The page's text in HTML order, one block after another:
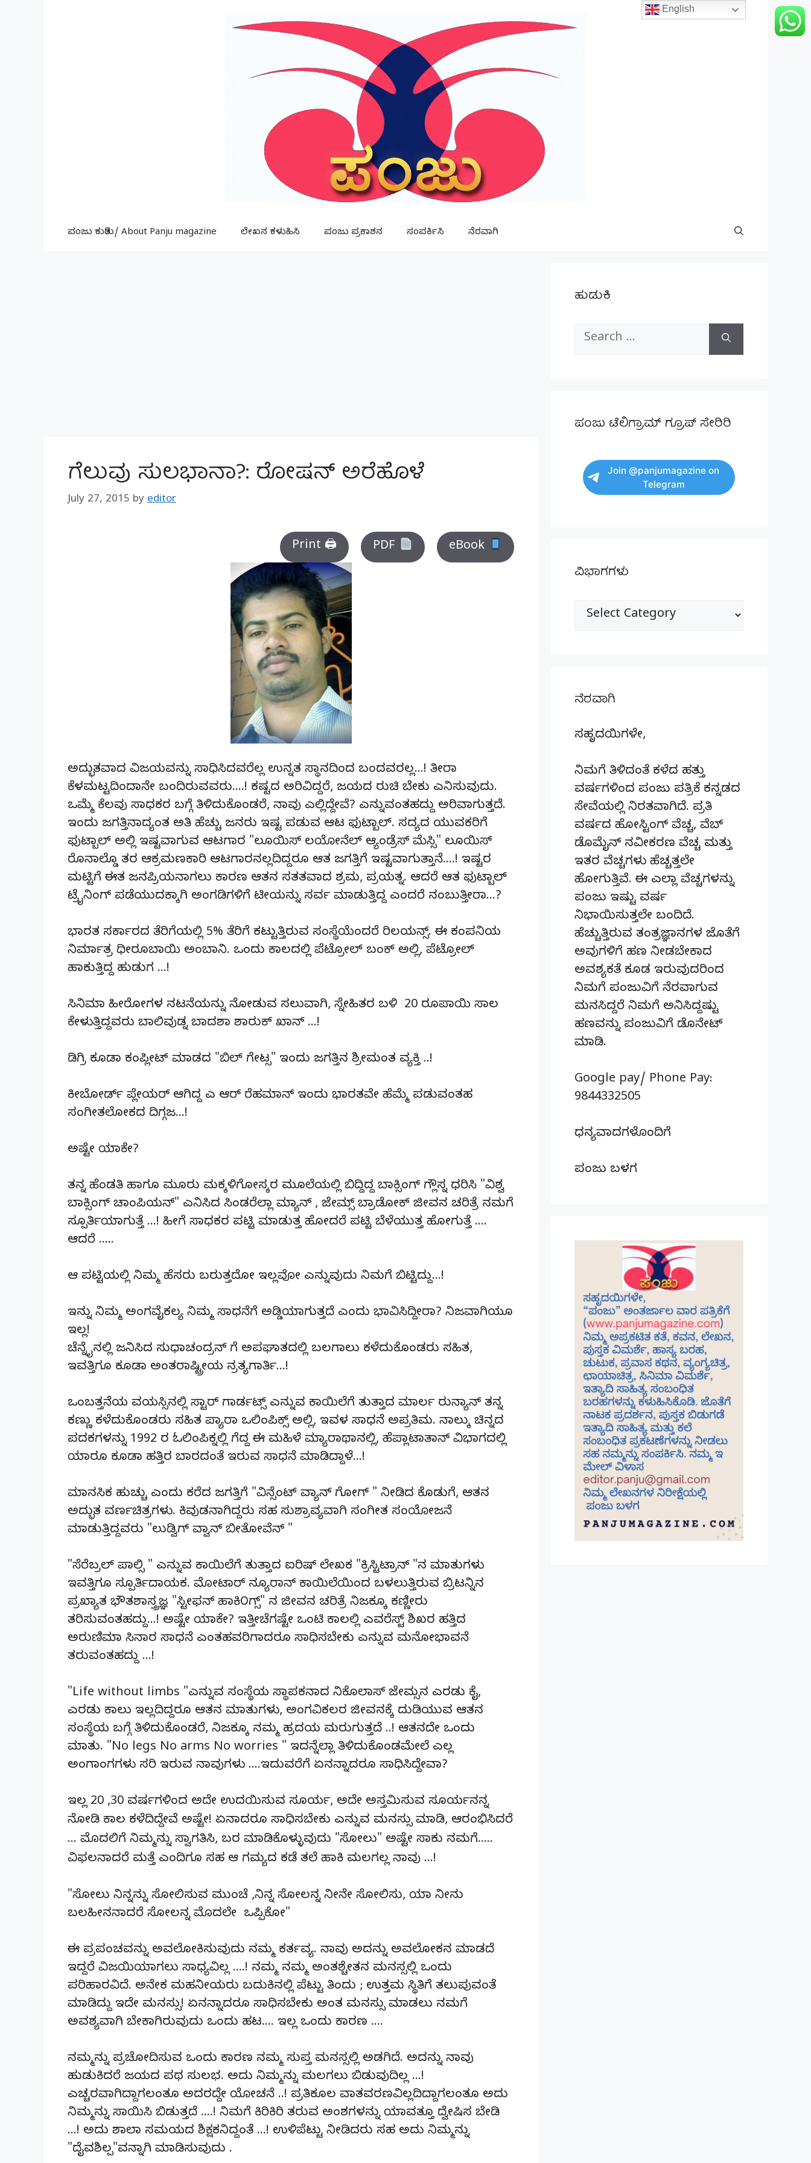
ಪಂಜು ಕುರಿತು/ About Panju magazine ಲೇಖನ ಕಳುಹಿಸಿ ಪಂಜು ಪ್ರಕಾಶನ ಸಂಪರ್ಕಿಸಿ ನೆರವಾಗಿ
ಗೆಲುವು ಸುಲಭಾನಾ?: ರೋಷನ್ ಅರೆಹೊಳೆ
July 27, 2015 by editor
Print 🖨 PDF eBook
ಅದ್ಭುತವಾದ ವಿಜಯವನ್ನು ಸಾಧಿಸಿದವರೆಲ್ಲ ಉನ್ನತ ಸ್ಥಾನದಿಂದ ಬಂದವರಲ್ಲ…! ತೀರಾ
ಕೆಳಮಟ್ಟದಿಂದಾನೇ ಬಂದಿರುವವರು….! ಕಷ್ಟದ ಅರಿವಿದ್ದರೆ, ಜಯದ ರುಚಿ ಬೇಕು ಎನಿಸುವುದು.
ಒಮ್ಮೆ ಕೆಲವು ಸಾಧಕರ ಬಗ್ಗೆ ತಿಳಿದುಕೊಂಡರೆ, ನಾವು ಎಲ್ಲಿದ್ದೇವೆ? ಎನ್ನುವಂತಹದ್ದು ಅರಿವಾಗುತ್ತದೆ.
ಇಂದು ಜಗತ್ತಿನಾದ್ಯಂತ ಅತಿ ಹೆಚ್ಚು ಜನರು ಇಷ್ಟ ಪಡುವ ಆಟ ಫುಟ್ಬಾಲ್. ಸದ್ಯದ ಯುವಕರಿಗೆ
ಫುಟ್ಬಾಲ್ ಅಲ್ಲಿ ಇಷ್ಟವಾಗುವ ಆಟಗಾರ "ಲೂಯಿಸ್ ಲಯೋನೆಲ್ ಆ್ಯಂಡ್ರೆಸ್ ಮೆಸ್ಸಿ" ಲೂಯಿಸ್
ರೊನಾಲ್ಡೊ ತರ ಆಕ್ರಮಣಕಾರಿ ಆಟಗಾರನಲ್ಲದಿದ್ದರೂ ಆತ ಜಗತ್ತಿಗೆ ಇಷ್ಟವಾಗುತ್ತಾನೆ….! ಇಷ್ಟರ
ಮಟ್ಟಿಗೆ ಈತ ಜನಪ್ರಿಯನಾಗಲು ಕಾರಣ ಆತನ ಸತತವಾದ ಶ್ರಮ, ಪ್ರಯತ್ನ. ಆದರೆ ಆತ ಫುಟ್ಬಾಲ್
ಟ್ರೈನಿಂಗ್ ಪಡೆಯುದಕ್ಕಾಗಿ ಅಂಗಡಿಗಳಿಗೆ ಟೀಯನ್ನು ಸರ್ವ ಮಾಡುತ್ತಿದ್ದ ಎಂದರೆ ನಂಬುತ್ತೀರಾ…?
ಭಾರತ ಸರ್ಕಾರದ ತೆರಿಗೆಯಲ್ಲಿ 5% ತೆರಿಗೆ ಕಟ್ಟುತ್ತಿರುವ ಸಂಸ್ಥೆಯೆಂದರೆ ರಿಲಯನ್ಸ್. ಈ ಕಂಪನಿಯ
ನಿರ್ಮಾತ್ರ ಧೀರೂಬಾಯಿ ಅಂಬಾನಿ. ಒಂದು ಕಾಲದಲ್ಲಿ ಪೆಟ್ರೋಲ್ ಬಂಕ್ ಅಲ್ಲಿ, ಪೆಟ್ರೋಲ್
ಹಾಕುತ್ತಿದ್ದ ಹುಡುಗ …!
ಸಿನಿಮಾ ಹೀರೋಗಳ ನಟನೆಯನ್ನು ನೋಡುವ ಸಲುವಾಗಿ, ಸ್ನೇಹಿತರ ಬಳಿ 20 ರೂಪಾಯಿ ಸಾಲ
ಕೇಳುತ್ತಿದ್ದವರು ಬಾಲಿವುಡ್ನ ಬಾದಶಾ ಶಾರುಕ್ ಖಾನ್ …!
ಡಿಗ್ರಿ ಕೂಡಾ ಕಂಪ್ಲೀಟ್ ಮಾಡದ "ಬಿಲ್ ಗೇಟ್ಸ" ಇಂದು ಜಗತ್ತಿನ ಶ್ರೀಮಂತ ವ್ಯಕ್ತಿ ..!
ಕೀಬೋರ್ಡ್ ಪ್ಲೇಯರ್‌ ಆಗಿದ್ದ ಎ ಆರ್ ರೆಹಮಾನ್ ಇಂದು ಭಾರತವೇ ಹೆಮ್ಮೆ ಪಡುವಂತಹ
ಸಂಗೀತಲೋಕದ ದಿಗ್ಗಜ…!
ಅಷ್ಟೇ ಯಾಕೇ?
ತನ್ನ ಹೆಂಡತಿ ಹಾಗೂ ಮೂರು ಮಕ್ಕಳಿಗೋಸ್ಕರ ಮೂಲೆಯಲ್ಲಿ ಬಿದ್ದಿದ್ದ ಬಾಕ್ಸಿಂಗ್ ಗ್ಲೌಸ್ನ ಧರಿಸಿ "ವಿಶ್ವ
ಬಾಕ್ಸಿಂಗ್ ಚಾಂಪಿಯನ್‌" ಎನಿಸಿದ ಸಿಂಡರೆಲ್ಲಾ ಮ್ಯಾನ್ , ಜೇಮ್ಸ್ ಬ್ರಾಡೋಕ್ ಜೀವನ ಚರಿತ್ರೆ ನಮಗೆ
ಸ್ಪೂರ್ತಿಯಾಗುತ್ತೆ …! ಹೀಗೆ ಸಾಧಕರ ಪಟ್ಟಿ ಮಾಡುತ್ತ ಹೋದರೆ ಪಟ್ಟಿ ಬೆಳೆಯುತ್ತ ಹೋಗುತ್ತೆ ….
ಆದರೆ …..
ಆ ಪಟ್ಟಿಯಲ್ಲಿ ನಿಮ್ಮ ಹೆಸರು ಬರುತ್ತದೋ ಇಲ್ಲವೋ ಎನ್ನುವುದು ನಿಮಗೆ ಬಿಟ್ಟಿದ್ದು…!
ಇನ್ನು ನಿಮ್ಮ ಅಂಗವೈಕಲ್ಯ ನಿಮ್ಮ ಸಾಧನೆಗೆ ಅಡ್ಡಿಯಾಗುತ್ತದೆ ಎಂದು ಭಾವಿಸಿದ್ದೀರಾ? ನಿಜವಾಗಿಯೂ
ಇಲ್ಲ!
ಚೆನ್ನೈನಲ್ಲಿ ಜನಿಸಿದ ಸುಧಾಚಂದ್ರನ್ ಗೆ ಅಪಘಾತದಲ್ಲಿ ಬಲಗಾಲು ಕಳೆದುಕೊಂಡರು ಸಹಿತ,
ಇವತ್ತಿಗೂ ಕೂಡಾ ಅಂತರಾಷ್ಟ್ರೀಯ ನ್ರತ್ಯಗಾರ್ತಿ…!
ಒಂಬತ್ತನೆಯ ವಯಸ್ಸಿನಲ್ಲಿ ಸ್ಟಾರ್ ಗಾರ್ಡಟ್ಸ್ ಎನ್ನುವ ಕಾಯಿಲೆಗೆ ತುತ್ತಾದ ಮಾರ್ಲ ರುನ್ಯಾನ್ ತನ್ನ
ಕಣ್ಣು ಕಳೆದುಕೊಂಡರು ಸಹಿತ ಪ್ಯಾರಾ ಒಲಿಂಪಿಕ್ಸ್ ಅಲ್ಲಿ, ಇವಳ ಸಾಧನೆ ಅಪ್ರತಿಮ. ನಾಲ್ಕು ಚಿನ್ನದ
ಪದಕಗಳನ್ನು 1992 ರ ಓಲಿಂಪಿಕ್ನಲ್ಲಿ ಗೆದ್ದ ಈ ಮಹಿಳೆ ಮ್ಯಾರಾಥಾನಲ್ಲಿ, ಹೆಪ್ಲಾಟಾತಾನ್ ವಿಭಾಗದಲ್ಲಿ
ಯಾರೂ ಕೂಡಾ ಹತ್ತಿರ ಬಾರದಂತೆ ಇರುವ ಸಾಧನೆ ಮಾಡಿದ್ದಾಳೆ…!
ಮಾನಸಿಕ ಹುಚ್ಚು ಎಂದು ಕರೆದ ಜಗತ್ತಿಗೆ "ವಿನ್ಸೆಂಟ್ ವ್ಯಾನ್ ಗೋಗ್ " ನೀಡಿದ ಕೊಡುಗೆ, ಆತನ
ಅದ್ಭುತ ವರ್ಣಚಿತ್ರಗಳು. ಕಿವುಡನಾಗಿದ್ದರು ಸಹ ಸುಶ್ರಾವ್ಯವಾಗಿ ಸಂಗೀತ ಸಂಯೋಜನೆ
ಮಾಡುತ್ತಿದ್ದವರು "ಲುಡ್ವಿಗ್ ವ್ವಾನ್ ಬೀತೋವೆನ್ "
"ಸೆರೆಬ್ರಲ್ ಪಾಲ್ಸಿ " ಎನ್ನುವ ಕಾಯಿಲೆಗೆ ತುತ್ತಾದ ಐರಿಷ್ ಲೇಖಕ "ಕ್ರಿಸ್ಟಿಟ್ರಾನ್ "ನ ಮಾತುಗಳು
ಇವತ್ತಿಗೂ ಸ್ಪೂರ್ತಿದಾಯಕ. ಮೋಟಾರ್ ನ್ಯೂರಾನ್ ಕಾಯಿಲೆಯಿಂದ ಬಳಲುತ್ತಿರುವ ಬ್ರಿಟನ್ನಿನ
ಪ್ರಖ್ಯಾತ ಭೌತಶಾಸ್ತ್ರಜ್ಞ "ಸ್ಟೀಫನ್ ಹಾಕಿ೦ಗ್ಸ್" ನ ಜೀವನ ಚರಿತ್ರೆ ನಿಜಕ್ಕೂ ಕಣ್ಣೀರು
ತರಿಸುವಂತಹದ್ದು…! ಅಷ್ಟೇ ಯಾಕೇ? ಇತ್ತೀಚೆಗಷ್ಟೇ ಒಂಟಿ ಕಾಲಲ್ಲಿ ಎವರೆಸ್ಟ್ ಶಿಖರ ಹತ್ತಿದ
ಅರುಣಿಮಾ ಸಿನಾರ ಸಾಧನೆ ಎಂತಹವರಿಗಾದರೂ ಸಾಧಿಸಬೇಕು ಎನ್ನುವ ಮನೋಭಾವನೆ
ತರುವಂತಹದ್ದು …!
"Life without limbs "ಎನ್ನುವ ಸಂಸ್ಥೆಯ ಸ್ಥಾಪಕನಾದ ನಿಕೊಲಾಸ್ ಜೇಮ್ಸನ ಎರಡು ಕೈ,
ಎರಡು ಕಾಲು ಇಲ್ಲದಿದ್ದರೂ ಆತನ ಮಾತುಗಳು, ಅಂಗವಿಕಲರ ಜೀವನಕ್ಕೆ ದುಡಿಯುವ ಆತನ
ಸಂಸ್ಥೆಯ ಬಗ್ಗೆ ತಿಳಿದುಕೊಂಡರೆ, ನಿಜಕ್ಕೂ ನಮ್ಮ ಹ್ರದಯ ಮರುಗುತ್ತದೆ ..! ಆತನದೇ ಒಂದು
ಮಾತು. "No legs No arms No worries " ಇದನ್ನೆಲ್ಲಾ ತಿಳಿದುಕೊಂಡಮೇಲೆ ಎಲ್ಲ
ಅಂಗಾಂಗಗಳು ಸರಿ ಇರುವ ನಾವುಗಳು ….ಇದುವರೆಗೆ ಏನನ್ನಾದರೂ ಸಾಧಿಸಿದ್ದೇವಾ?
ಇಲ್ಲ 20 ,30 ವರ್ಷಗಳಿಂದ ಅದೇ ಉದಯಿಸುವ ಸೂರ್ಯ, ಅದೇ ಅಸ್ತಮಿಸುವ ಸೂರ್ಯನನ್ನ
ನೋಡಿ ಕಾಲ ಕಳೆದಿದ್ದೇವೆ ಅಷ್ಟೇ! ಏನಾದರೂ ಸಾಧಿಸಬೇಕು ಎನ್ನುವ ಮನಸ್ಸು ಮಾಡಿ, ಆರಂಭಿಸಿದರೆ
… ಮೊದಲಿಗೆ ನಿಮ್ಮನ್ನು ಸ್ವಾಗತಿಸಿ, ಬರ ಮಾಡಿಕೊಳ್ಳುವುದು "ಸೋಲು" ಅಷ್ಟೇ ಸಾಕು ನಮಗೆ…..
ವಿಫಲನಾದರೆ ಮತ್ತೆ ಎಂದಿಗೂ ಸಹ ಆ ಗಮ್ಯದ ಕಡೆ ತಲೆ ಹಾಕಿ ಮಲಗಲ್ಲ ನಾವು …!
"ಸೋಲು ನಿನ್ನನ್ನು ಸೋಲಿಸುವ ಮುಂಚೆ ,ನಿನ್ನ ಸೋಲನ್ನ ನೀನೇ ಸೋಲಿಸು, ಯಾ ನೀನು
ಬಲಹೀನನಾದರೆ ಸೋಲನ್ನ ಮೊದಲೇ ಒಪ್ಪಿಕೋ"
ಈ ಪ್ರಪಂಚವನ್ನು ಅವಲೋಕಿಸುವುದು ನಮ್ಮ ಕರ್ತವ್ಯ. ನಾವು ಅದನ್ನು ಅವಲೋಕನ ಮಾಡದೆ
ಇದ್ದರೆ ವಿಜಯಿಯಾಗಲು ಸಾಧ್ಯವಿಲ್ಲ ….! ನಮ್ಮ ನಮ್ಮ ಅಂತಶ್ಚೇತನ ಮನಸ್ಸಲ್ಲಿ ಒಂದು
ಪರಿಹಾರವಿದೆ. ಅನೇಕ ಮಹನೀಯರು ಬದುಕಿನಲ್ಲಿ ಪೆಟ್ಟು ತಿಂದು ; ಉತ್ತಮ ಸ್ಥಿತಿಗೆ ತಲುಪುವಂತೆ
ಮಾಡಿದ್ದು ಇದೇ ಮನಸ್ಸು! ಏನನ್ನಾದರೂ ಸಾಧಿಸಬೇಕು ಅಂತ ಮನಸ್ಸು ಮಾಡಲು ನಮಗೆ
ಅವಶ್ಯವಾಗಿ ಬೇಕಾಗಿರುವುದು ಒಂದು ಹಟ…. ಇಲ್ಲ ಒಂದು ಕಾರಣ ….
ನಮ್ಮನ್ನು ಪ್ರಚೋದಿಸುವ ಒಂದು ಕಾರಣ ನಮ್ಮ ಸುಪ್ತ ಮನಸ್ಸಲ್ಲಿ ಅಡಗಿದೆ. ಅದನ್ನು ನಾವು
ಹುಡುಕಿದರೆ ಜಯದ ಪಥ ಸುಲಭ. ಅದು ನಿಮ್ಮನ್ನು ಮಲಗಲು ಬಿಡುವುದಿಲ್ಲ …!
ಎಚ್ಚರವಾಗಿದ್ದಾಗಲಂತೂ ಅದರದ್ದೇ ಯೋಚನೆ ..! ಪ್ರತಿಕೂಲ ವಾತವರಣವಿಲ್ಲದಿದ್ದಾಗಲಂತೂ ಅದು
ನಿಮ್ಮನ್ನು ಸಾಯಿಸಿ ಬಿಡುತ್ತದೆ ….! ನಿಮಗೆ ಕಿರಿಕಿರಿ ತರುವ ಅಂಶಗಳನ್ನು ಯಾವತ್ತೂ ದ್ವೇಷಿಸ ಬೇಡಿ
…! ಅದು ಶಾಲಾ ಸಮಯದ ಶಿಕ್ಷಕನಿದ್ದಂತೆ …! ಉಳಿಪೆಟ್ಟು ನೀಡಿದರು ಸಹ ಅದು ನಿಮ್ಮನ್ನು
"ದೈವಶಿಲ್ಪ"ವನ್ನಾಗಿ ಮಾಡಿಸುವುದು .
ಹುಡುಕಿ
Search
ಪಂಜು ಟೆಲಿಗ್ರಾಮ್ ಗ್ರೂಪ್ ಸೇರಿರಿ
Join @panjumagazine on
Telegram
ವಿಭಾಗಗಳು
ವಿಭಾಗಗಳು
ನೆರವಾಗಿ
ಸಹೃದಯಿಗಳೇ,
ನಿಮಗೆ ತಿಳಿದಂತೆ ಕಳೆದ ಹತ್ತು
ವರ್ಷಗಳಿಂದ ಪಂಜು ಪತ್ರಿಕೆ ಕನ್ನಡದ
ಸೇವೆಯಲ್ಲಿ ನಿರತವಾಗಿದೆ. ಪ್ರತಿ
ವರ್ಷದ ಹೋಸ್ಟಿಂಗ್‌ ವೆಚ್ಚ, ವೆಬ್‌
ಡೊಮೈನ್‌ ನವೀಕರಣ ವೆಚ್ಚ ಮತ್ತು
ಇತರ ವೆಚ್ಚಗಳು ಹೆಚ್ಚತ್ತಲೇ
ಹೋಗುತ್ತಿವೆ. ಈ ಎಲ್ಲಾ ವೆಚ್ಚಗಳನ್ನು
ಪಂಜು ಇಷ್ಟು ವರ್ಷ
ನಿಭಾಯಿಸುತ್ತಲೇ ಬಂದಿದೆ.
ಹೆಚ್ಚುತ್ತಿರುವ ತಂತ್ರಜ್ಞಾನಗಳ ಜೊತೆಗೆ
ಅವುಗಳಿಗೆ ಹಣ ನೀಡಬೇಕಾದ
ಅವಶ್ಯಕತೆ ಕೂಡ ಇರುವುದರಿಂದ
ನಿಮಗೆ ಪಂಜುವಿಗೆ ನೆರವಾಗುವ
ಮನಸಿದ್ದರೆ ನಿಮಗೆ ಅನಿಸಿದ್ದಷ್ಟು
ಹಣವನ್ನು ಪಂಜುವಿಗೆ ಡೊನೇಟ್‌
ಮಾಡಿ.
Google pay/ Phone Pay:
9844332505
ಧನ್ಯವಾದಗಳೊಂದಿಗೆ
ಪಂಜು ಬಳಗ
English